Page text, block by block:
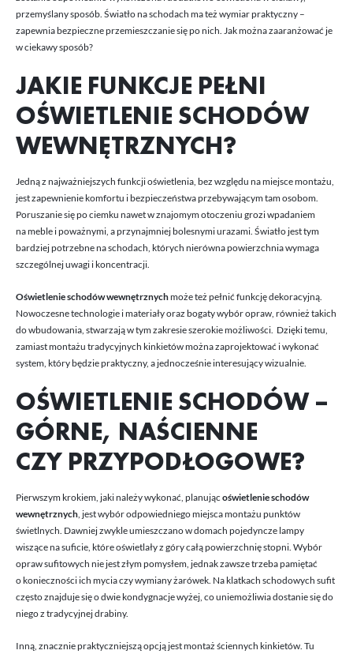
przemyślany sposób. Światło na schodach ma też wymiar praktyczny –
zapewnia bezpieczne przemieszczanie się po nich. Jak można zaaranżować je
w ciekawy sposób?
JAKIE FUNKCJE PEŁNI
OŚWIETLENIE SCHODÓW
WEWNĘTRZNYCH?
Jedną z najważniejszych funkcji oświetlenia, bez względu na miejsce montażu,
jest zapewnienie komfortu i bezpieczeństwa przebywającym tam osobom.
Poruszanie się po ciemku nawet w znajomym otoczeniu grozi wpadaniem
na meble i poważnymi, a przynajmniej bolesnymi urazami. Światło jest tym
bardziej potrzebne na schodach, których nierówna powierzchnia wymaga
szczególnej uwagi i koncentracji.
Oświetlenie schodów wewnętrznychmoże też pełnić funkcję dekoracyjną.
Nowoczesne technologie i materiały oraz bogaty wybór opraw, również takich
do wbudowania, stwarzają w tym zakresie szerokie możliwości. Dzięki temu,
zamiast montażu tradycyjnych kinkietów można zaprojektować i wykonać
system, który będzie praktyczny, a jednocześnie interesujący wizualnie.
OŚWIETLENIE SCHODÓW –
GÓRNE, NAŚCIENNE
CZY PRZYPODŁOGOWE?
Pierwszym krokiem, jaki należy wykonać, planując oświetlenie schodów
wewnętrznych , jest wybór odpowiedniego miejsca montażu punktów
świetlnych. Dawniej zwykle umieszczano w domach pojedyncze lampy
wiszące na suficie, które oświetlały z góry całą powierzchnię stopni. Wybór
opraw sufitowych nie jest złym pomysłem, jednak zawsze trzeba pamiętać
o konieczności ich mycia czy wymiany żarówek. Na klatkach schodowych sufit
często znajduje się o dwie kondygnacje wyżej, co uniemożliwia dostanie się do
niego z tradycyjnej drabiny.
Inną, znacznie praktyczniejszą opcją jest montaż ściennych kinkietów. Tu
postaci wiadomości, ofert, komunikatów mediów społecznościowych.